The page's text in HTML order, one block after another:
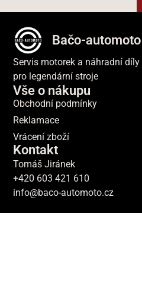
Bačo-automoto
Servis motorek a náhradní díly
pro legendární stroje
Vše o nákupu
Obchodní podmínky
Reklamace
Vrácení zboží
Kontakt
Tomáš Jiránek
+420 603 421 610
info@baco-automoto.cz